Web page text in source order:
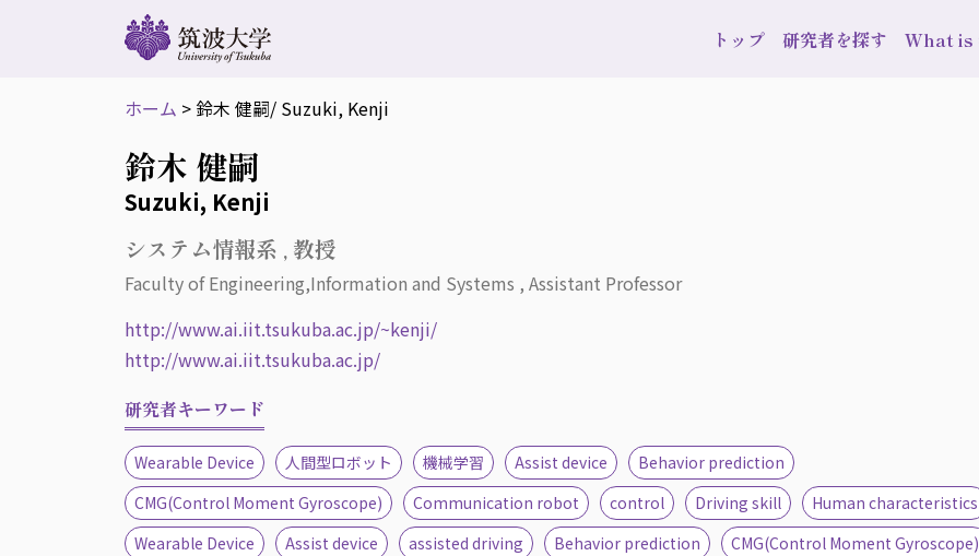
トップ 研究者を探す What is
ホーム > 鈴木 健嗣/ Suzuki, Kenji
鈴木 健嗣
Suzuki, Kenji
システム情報系 , 教授
Faculty of Engineering,Information and Systems , Assistant Professor
http://www.ai.iit.tsukuba.ac.jp/~kenji/
http://www.ai.iit.tsukuba.ac.jp/
研究者キーワード
Wearable Device 人間型ロボット 機械学習 Assist device
Behavior prediction
CMG(Control Moment Gyroscope)
Communication robot control Driving skill
Human characteristics
Wearable Device
Assist device assisted driving Behavior prediction
CMG(Control Moment Gyroscope)